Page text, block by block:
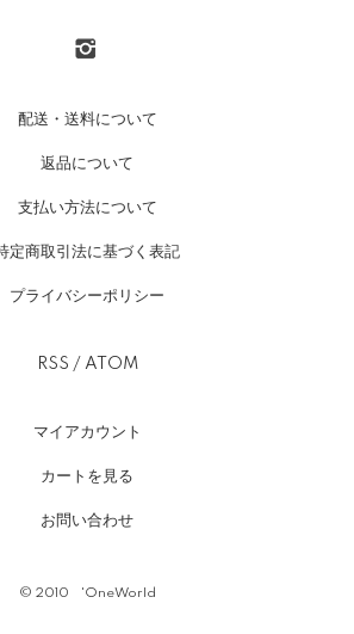
配送・送料について
返品について
支払い方法について
定商取引法に基づく表記
プライバシーポリシー
RSS / ATOM
マイアカウント
カートを見る
お問い合わせ
©︎ 2010 'OneWorld